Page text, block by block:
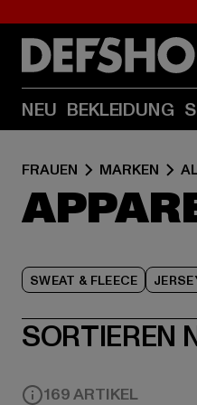
NEU BEKLEIDUNG
FRAUEN MARKEN
SWEAT & FLEECE
SORTIEREN
169 ARTIKEL